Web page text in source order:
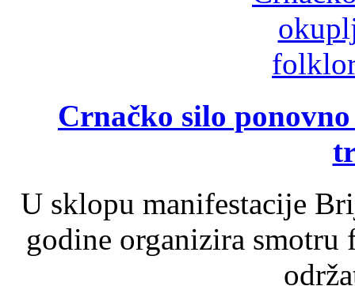
Crnačko silo
U sklopu manifestacije
godine organizira